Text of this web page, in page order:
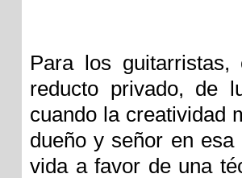
Para los
reducto privado, de
cuando la creatividad
dueño y señor en
vida a favor de una